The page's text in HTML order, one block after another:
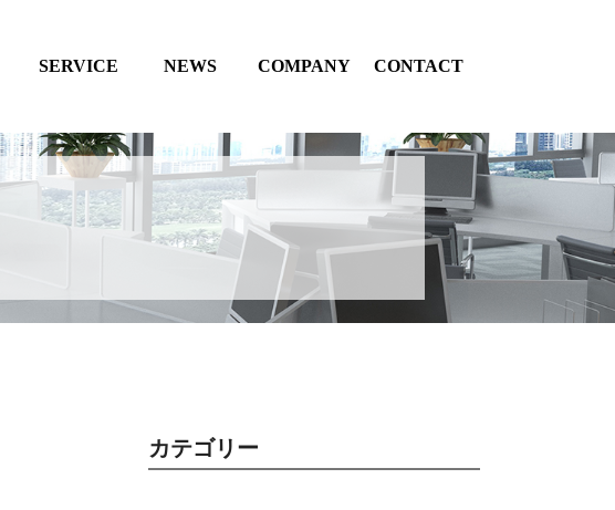
SERVICE NEWS COMPANY CONTACT
カテゴリー